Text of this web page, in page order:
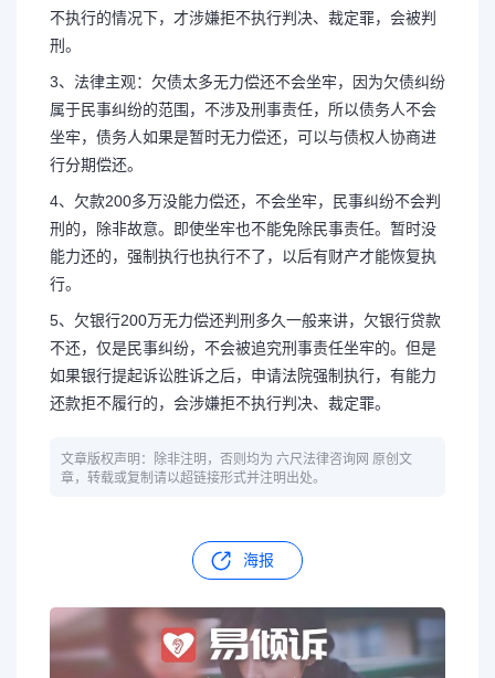
不执行的情况下，才涉嫌拒不执行判决、裁定罪，会被判
刑。
3、法律主观：欠债太多无力偿还不会坐牢，因为欠债纠纷
属于民事纠纷的范围，不涉及刑事责任，所以债务人不会
坐牢，债务人如果是暂时无力偿还，可以与债权人协商进
行分期偿还。
4、欠款200多万没能力偿还，不会坐牢，民事纠纷不会判
刑的，除非故意。即使坐牢也不能免除民事责任。暂时没
能力还的，强制执行也执行不了，以后有财产才能恢复执
行。
5、欠银行200万无力偿还判刑多久一般来讲，欠银行贷款
不还，仅是民事纠纷，不会被追究刑事责任坐牢的。但是
如果银行提起诉讼胜诉之后，申请法院强制执行，有能力
还款拒不履行的，会涉嫌拒不执行判决、裁定罪。
文章版权声明：除非注明，否则均为 六尺法律咨询网 原创文
章，转载或复制请以超链接形式并注明出处。
海报